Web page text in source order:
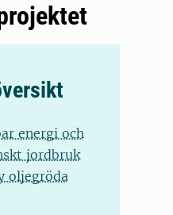
energi och
jordbruk
oljegröda